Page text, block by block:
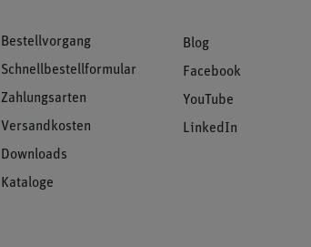
Bestellvorgang
Schnellbestellformular
Zahlungsarten
Versandkosten
Downloads
Kataloge
Blog
Facebook
YouTube
LinkedIn